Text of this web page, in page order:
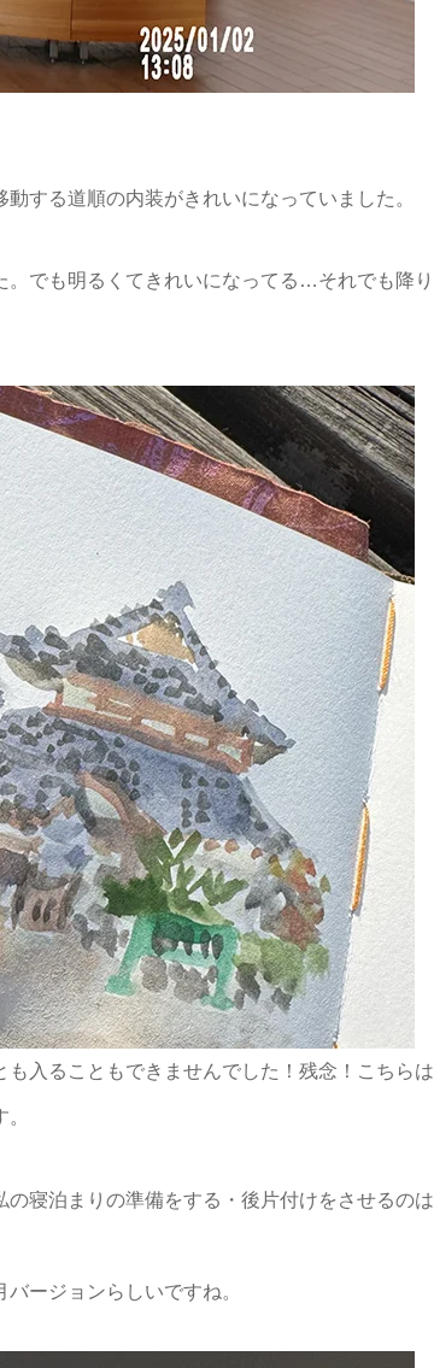
する道順の内装がきれいになっていました。
。でも明るくてきれいになってる…それでも降り
入ることもできませんでした！残念！こちらは
寝泊まりの準備をする・後片付けをさせるのは
ージョンらしいですね。